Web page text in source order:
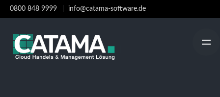
Skip
to
content
0800 848 9999 info@catama-software.de